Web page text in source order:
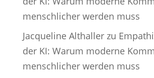
menschlicher werden muss
Jacqueline Althallerzu
der KI: Warum moderne
menschlicher werden muss